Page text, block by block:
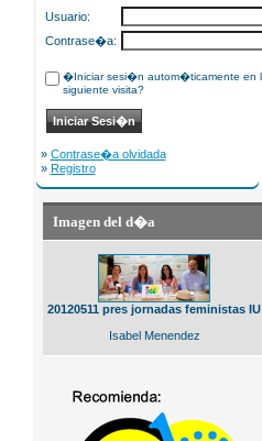
Usuario:
Contrase�a:
�Iniciar sesi�n autom�ticamente en
siguiente visita?
» Contrase�a olvidada
» Registro
Imagen del d�a
20120511 pres jornadas feministas IU
Isabel Menendez